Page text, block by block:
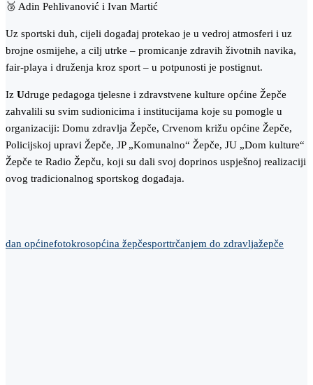
🥉 Adin Pehlivanović i Ivan Martić
Uz sportski duh, cijeli događaj protekao je u vedroj atmosferi i uz
brojne osmijehe, a cilj utrke – promicanje zdravih životnih navika,
fair-playa i druženja kroz sport – u potpunosti je postignut.
Iz Udruge pedagoga tjelesne i zdravstvene kulture općine Žepče
zahvalili su svim sudionicima i institucijama koje su pomogle u
organizaciji: Domu zdravlja Žepče, Crvenom križu općine Žepče,
Policijskoj upravi Žepče, JP „Komunalno“ Žepče, JU „Dom kulture“
Žepče te Radio Žepču, koji su dali svoj doprinos uspješnoj realizaciji
ovog tradicionalnog sportskog događaja.
dan općinefotokrosopćina žepčesporttrčanjem do zdravljažepče